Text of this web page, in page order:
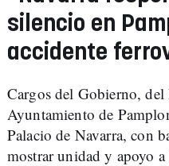
silencio en
accidente
Cargos del Gobierno,
Ayuntamiento de
Palacio de Navarra, con
mostrar unidad y apoyo